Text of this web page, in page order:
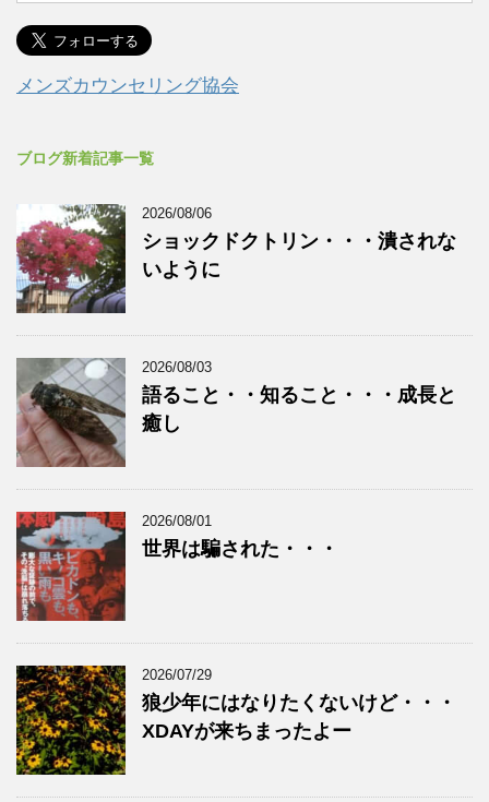
メンズカウンセリング協会
ブログ新着記事一覧
2026/08/06
ショックドクトリン・・・潰されな
いように
2026/08/03
語ること・・知ること・・・成長と
癒し
2026/08/01
世界は騙された・・・
2026/07/29
狼少年にはなりたくないけど・・・
XDAYが来ちまったよー